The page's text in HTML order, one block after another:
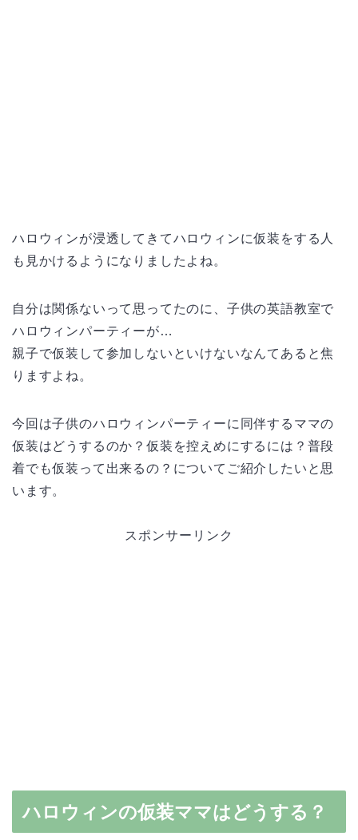
ハロウィンが浸透してきてハロウィンに仮装をする人
も見かけるようになりましたよね。
自分は関係ないって思ってたのに、子供の英語教室で
ハロウィンパーティーが…
親子で仮装して参加しないといけないなんてあると焦
りますよね。
今回は子供のハロウィンパーティーに同伴するママの
仮装はどうするのか？仮装を控えめにするには？普段
着でも仮装って出来るの？についてご紹介したいと思
います。
スポンサーリンク
ハロウィンの仮装ママはどうする？